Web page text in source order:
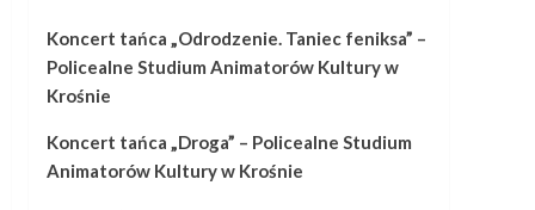
Koncert tańca „Odrodzenie. Taniec feniksa” –
Policealne Studium Animatorów Kultury w
Krośnie
Koncert tańca „Droga” – Policealne Studium
Animatorów Kultury w Krośnie